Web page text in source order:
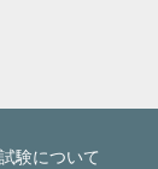
験について